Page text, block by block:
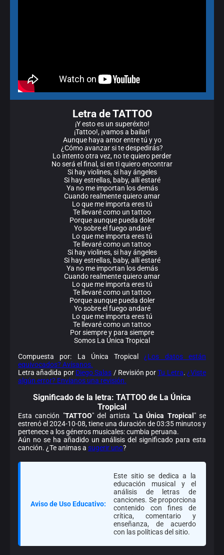
Letra de TATTOO
¡Y esto es un superéxito!
¡Tattoo!, ¡vamos a bailar!
Aunque haya amor entre tú y yo
¿Cómo avanzar si te despedirás?
Lo intento otra vez, no te quiero perder
No será el final, si en ti quiero encontrar
Si hay violines, si hay ángeles
Si hay estrellas, baby, allí estaré
Ya no me importan los demás
Cuando realmente quiero amar
Lo que me importa eres tú
Te llevaré como un tattoo
Porque aunque pueda doler
Yo sobre el fuego andaré
Lo que me importa eres tú
Te llevaré como un tattoo
Si hay violines, si hay ángeles
Si hay estrellas, baby, allí estaré
Ya no me importan los demás
Cuando realmente quiero amar
Lo que me importa eres tú
Te llevaré como un tattoo
Porque aunque pueda doler
Yo sobre el fuego andaré
Lo que me importa eres tú
Te llevaré como un tattoo
Por siempre y para siempre
Somos La Única Tropical
Compuesta por: La Única Tropical¿Los datos están
equivocados? Avísanos.
Letra añadida por Diego Salas / Revisión porTu Letra.¿Viste
algún error? Envíanos una revisión.
Significado de la letra: TATTOO de La Única
Tropical
Esta canción "TATTOO" del artista "La Única Tropical " se
estrenó el 2024-10-08, tiene una duración de 03:35 minutos y
pertenece a los géneros musicales: cumbia peruana.
Aún no se ha añadido un análisis del significado para esta
canción. ¿Te animas a sugerir uno?
Aviso de Uso Educativo:
Este sitio se dedica a la
educación musical y el
análisis de letras de
canciones. Se proporciona
contenido con fines de
crítica, comentario y
enseñanza, de acuerdo
con las políticas del sitio.